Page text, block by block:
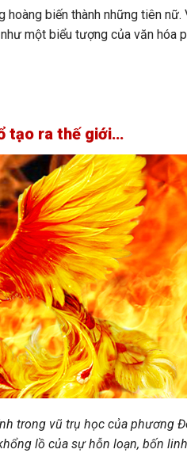
biến thành những tiên
một biểu tượng của văn hóa
tạo ra thế giới…
trong vũ trụ học của phương
lồ của sự hỗn loạn, bốn